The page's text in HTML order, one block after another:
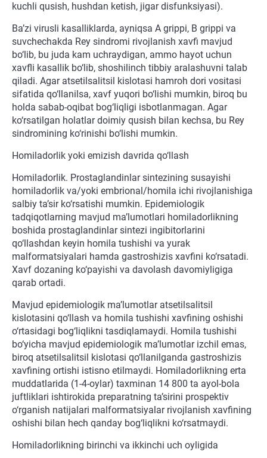
kuchli qusish, hushdan ketish, jigar disfunksiyasi).
Ba’zi virusli kasalliklarda, ayniqsa A grippi, B grippi va
suvchechakda Rey sindromi rivojlanish xavfi mavjud
bo‘lib, bu juda kam uchraydigan, ammo hayot uchun
xavfli kasallik bo‘lib, shoshilinch tibbiy aralashuvni talab
qiladi. Agar atsetilsalitsil kislotasi hamroh dori vositasi
sifatida qo‘llanilsa, xavf yuqori bo‘lishi mumkin, biroq bu
holda sabab-oqibat bog‘liqligi isbotlanmagan. Agar
ko‘rsatilgan holatlar doimiy qusish bilan kechsa, bu Rey
sindromining ko‘rinishi bo‘lishi mumkin.
Homiladorlik yoki emizish davrida qo‘llash
Homiladorlik. Prostaglandinlar sintezining susayishi
homiladorlik va/yoki embrional/homila ichi rivojlanishiga
salbiy ta’sir ko‘rsatishi mumkin. Epidemiologik
tadqiqotlarning mavjud ma’lumotlari homiladorlikning
boshida prostaglandinlar sintezi ingibitorlarini
qo‘llashdan keyin homila tushishi va yurak
malformatsiyalari hamda gastroshizis xavfini ko‘rsatadi.
Xavf dozaning ko‘payishi va davolash davomiyligiga
qarab ortadi.
Mavjud epidemiologik ma’lumotlar atsetilsalitsil
kislotasini qo‘llash va homila tushishi xavfining oshishi
o‘rtasidagi bog‘liqlikni tasdiqlamaydi. Homila tushishi
bo‘yicha mavjud epidemiologik ma’lumotlar izchil emas,
biroq atsetilsalitsil kislotasi qo‘llanilganda gastroshizis
xavfining ortishi istisno etilmaydi. Homiladorlikning erta
muddatlarida (1-4-oylar) taxminan 14 800 ta ayol-bola
juftliklari ishtirokida preparatning ta’sirini prospektiv
o‘rganish natijalari malformatsiyalar rivojlanish xavfining
oshishi bilan hech qanday bog‘liqlikni ko‘rsatmaydi.
Homiladorlikning birinchi va ikkinchi uch oyligida